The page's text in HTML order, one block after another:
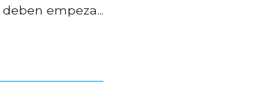
empeza...